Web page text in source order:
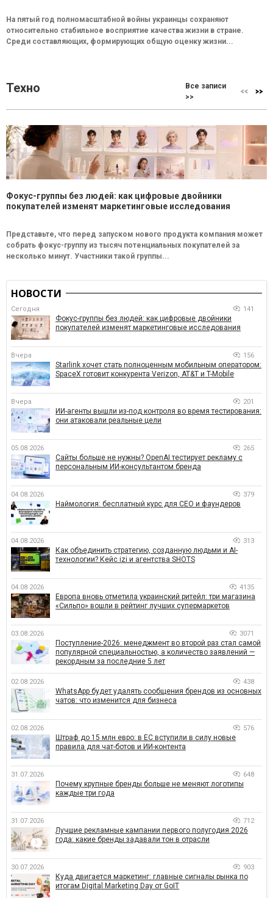
На пятый год полномасштабной войны украинцы сохраняют
относительно стабильное восприятие качества жизни в стране.
Среди составляющих, формирующих общую оценку жизни...
Техно
Все записи
>>
Фокус-группы без людей: как цифровые двойники
покупателей изменят маркетинговые исследования
Представьте, что перед запуском нового продукта компания может
собрать фокус-группу из тысяч потенциальных покупателей за
несколько минут. Участники такой группы...
НОВОСТИ
Сегодня 141
Фокус-группы без людей: как цифровые двойники
покупателей изменят маркетинговые исследования
Вчера 156
Starlink хочет стать полноценным мобильным оператором:
SpaceX готовит конкурента Verizon, AT&T и T-Mobile
Вчера 201
ИИ-агенты вышли из-под контроля во время тестирования:
они атаковали реальные цели
05.08.2026 265
Сайты больше не нужны? OpenAI тестирует рекламу с
персональным ИИ-консультантом бренда
04.08.2026 379
Наймология: бесплатный курс для CEO и фаундеров
04.08.2026 313
Как объединить стратегию, созданную людьми и AI-
технологии? Кейс izi и агентства SHOTS
04.08.2026 4135
Европа вновь отметила украинский ритейл: три магазина
«Сильпо» вошли в рейтинг лучших супермаркетов
03.08.2026 3071
Поступление-2026: менеджмент во второй раз стал самой
популярной специальностью, а количество заявлений —
рекордным за последние 5 лет
02.08.2026 438
WhatsApp будет удалять сообщения брендов из основных
чатов: что изменится для бизнеса
02.08.2026 576
Штраф до 15 млн евро: в ЕС вступили в силу новые
правила для чат-ботов и ИИ-контента
31.07.2026 648
Почему крупные бренды больше не меняют логотипы
каждые три года
31.07.2026 712
Лучшие рекламные кампании первого полугодия 2026
года: какие бренды задавали тон в отрасли
30.07.2026 903
Куда двигается маркетинг: главные сигналы рынка по
итогам Digital Marketing Day от GoIT